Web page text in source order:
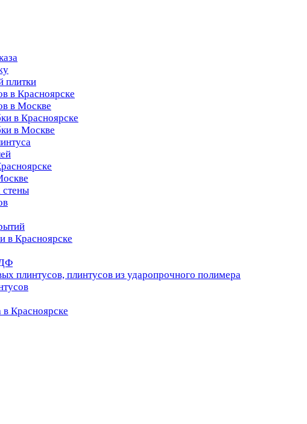
плитки
в Красноярске
в Москве
в Красноярске
в Москве
стены
в Красноярске
плинтусов, плинтусов из ударопрочного полимера
в Красноярске